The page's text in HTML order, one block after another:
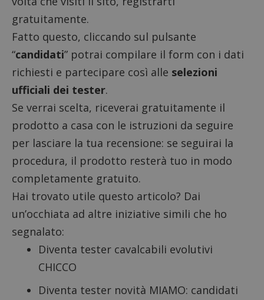
gratuitamente.
Fatto questo, cliccando sul pulsante
“candidati” potrai compilare il form con i dati
richiesti e partecipare così alle selezioni
ufficiali dei tester.
Se verrai scelta, riceverai gratuitamente il
prodotto a casa con le istruzioni da seguire
per lasciare la tua recensione: se seguirai la
procedura, il prodotto resterà tuo in modo
completamente gratuito.
Hai trovato utile questo articolo? Dai
un’occhiata ad altre iniziative simili che ho
segnalato:
Diventa tester cavalcabili evolutivi
CHICCO
Diventa tester novità MIAMO: candidati